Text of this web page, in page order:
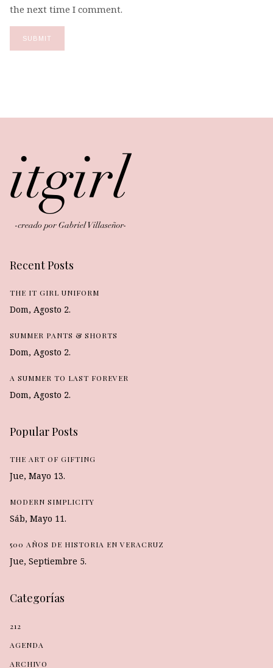
the next time I comment.
Recent Posts
THE IT GIRL UNIFORM
Dom, Agosto 2.
SUMMER PANTS & SHORTS
Dom, Agosto 2.
A SUMMER TO LAST FOREVER
Dom, Agosto 2.
Popular Posts
THE ART OF GIFTING
Jue, Mayo 13.
MODERN SIMPLICITY
Sáb, Mayo 11.
500 AÑOS DE HISTORIA EN VERACRUZ
Jue, Septiembre 5.
Categorías
212
AGENDA
ARCHIVO